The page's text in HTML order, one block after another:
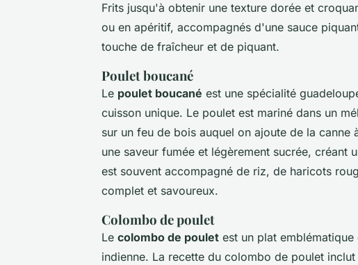
Frits jusqu'à obtenir une texture dorée et
ou en apéritif, accompagnés d'une sauce
touche de fraîcheur et de piquant.
Poulet boucané
Le poulet boucané est une spécialité
cuisson unique. Le poulet est mariné dans un
sur un feu de bois auquel on ajoute de la
une saveur fumée et légèrement sucrée, créant
est souvent accompagné de riz, de haricots
complet et savoureux.
Colombo de poulet
Le colombo de poulet est un plat
indienne. La recette du colombo de poulet